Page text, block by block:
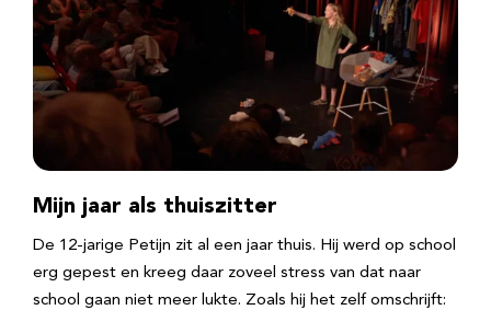
Mijn jaar als thuiszitter
De 12-jarige Petijn zit al een jaar thuis. Hij werd op school
erg gepest en kreeg daar zoveel stress van dat naar
school gaan niet meer lukte. Zoals hij het zelf omschrijft: